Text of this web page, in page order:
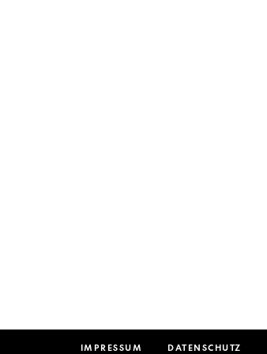
IMPRESSUM DATENSCHUTZ